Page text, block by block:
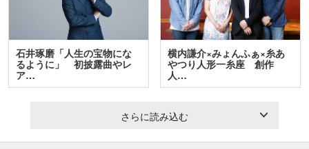
石井琢磨「人生の宝物にな
るように」 初披露曲やレ
ア…
横内謙介×みょんふぁ×糸あ
やつり人形一糸座 創作
人…
さらに読み込む